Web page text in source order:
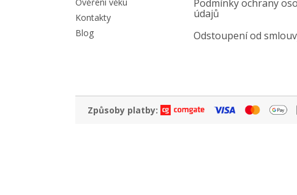
Kontakty
Blog
Podmínky ochrany
údajů
Odstoupení od
Způsoby platby: